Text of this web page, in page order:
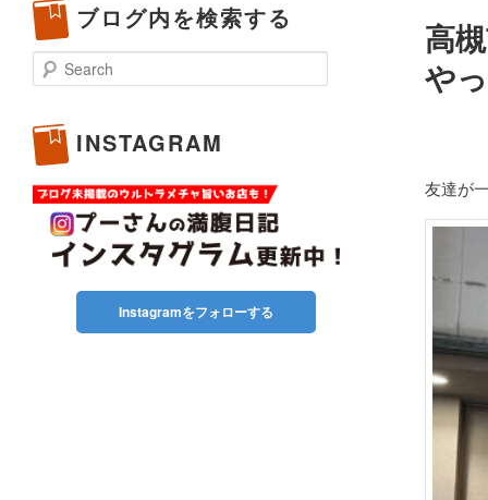
高
や
友達が
ブログ内を検索する
Search
INSTAGRAM
Instagramをフォローする